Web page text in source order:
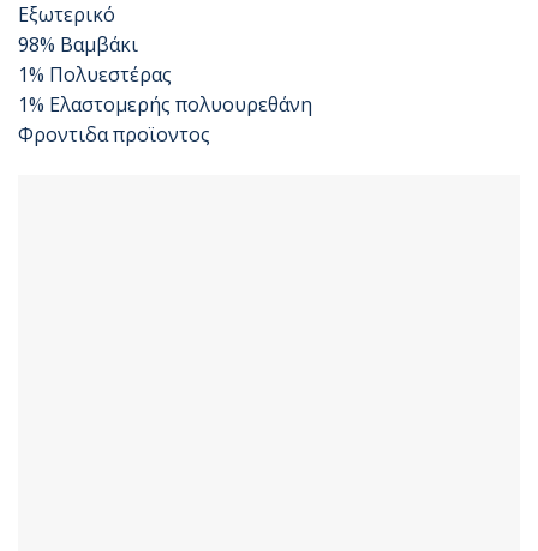
Εξωτερικό
98% Βαμβάκι
1% Πολυεστέρας
1% Ελαστομερής πολυουρεθάνη
Φροντιδα προϊοντος